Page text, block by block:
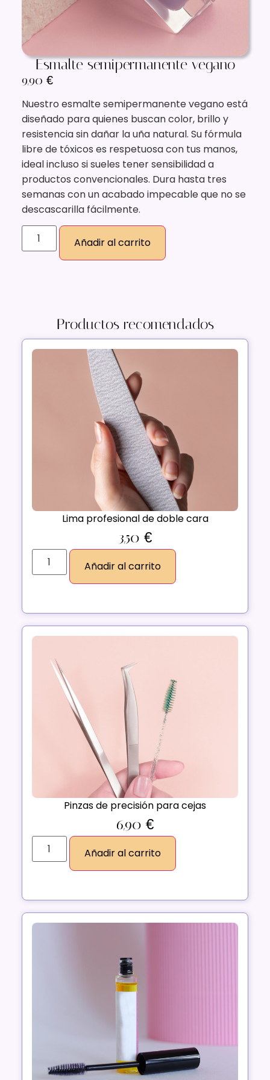
Esmalte semipermanente vegano
9,90 €
Nuestro esmalte semipermanente vegano está
diseñado para quienes buscan color, brillo y
resistencia sin dañar la uña natural. Su fórmula
libre de tóxicos es respetuosa con tus manos,
ideal incluso si sueles tener sensibilidad a
productos convencionales. Dura hasta tres
semanas con un acabado impecable que no se
descascarilla fácilmente.
Añadir al carrito
Productos recomendados
Lima profesional de doble cara
3,50 €
Añadir al carrito
Pinzas de precisión para cejas
6,90 €
Añadir al carrito